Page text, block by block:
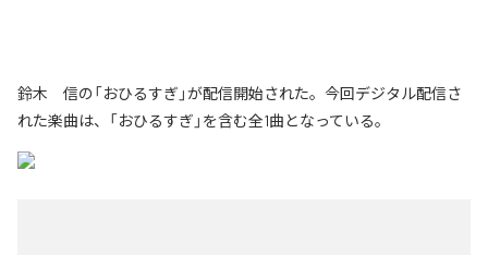
鈴木 信の「おひるすぎ」が配信開始された。今回デジタル配信さ
れた楽曲は、「おひるすぎ」を含む全1曲となっている。